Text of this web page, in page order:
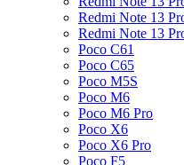
Redmi Note 13
Redmi Note 13
Poco C61
Poco C65
Poco M5S
Poco M6
Poco M6 Pro
Poco X6
Poco X6 Pro
Poco F5